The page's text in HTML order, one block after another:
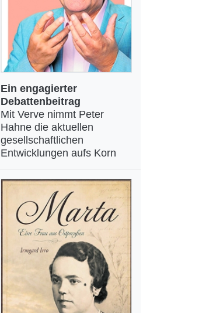
Ein engagierter
Debattenbeitrag
Mit Verve nimmt Peter
Hahne die aktuellen
gesellschaftlichen
Entwicklungen aufs Korn